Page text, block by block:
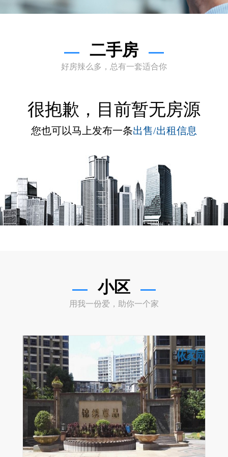
二手房
好房辣么多，总有一套适合你
很抱歉，目前暂无房源
您也可以马上发布一条出售/出租信息
小区
用我一份爱，助你一个家